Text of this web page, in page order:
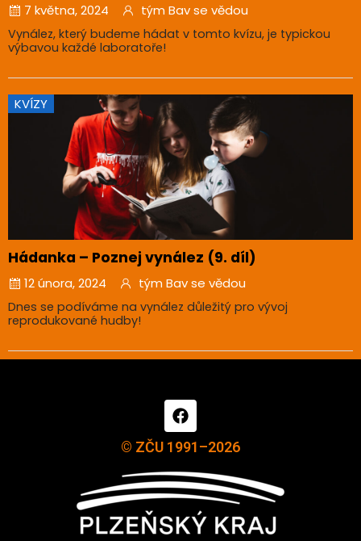
7 května, 2024 tým Bav se vědou
Vynález, který budeme hádat v tomto kvízu, je typickou
výbavou každé laboratoře!
KVÍZY
Hádanka – Poznej vynález (9. díl)
12 února, 2024 tým Bav se vědou
Dnes se podíváme na vynález důležitý pro vývoj
reprodukované hudby!
© ZČU 1991–2026